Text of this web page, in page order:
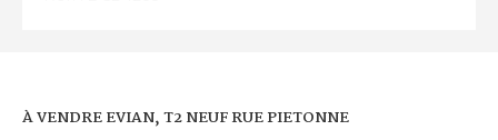
À VENDRE EVIAN, T2 NEUF RUE PIETONNE